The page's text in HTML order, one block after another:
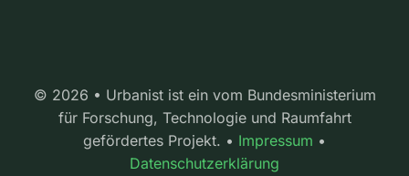
© 2026 • Urbanist ist ein vom Bundesministerium
für Forschung, Technologie und Raumfahrt
gefördertes Projekt. • Impressum •
Datenschutzerklärung